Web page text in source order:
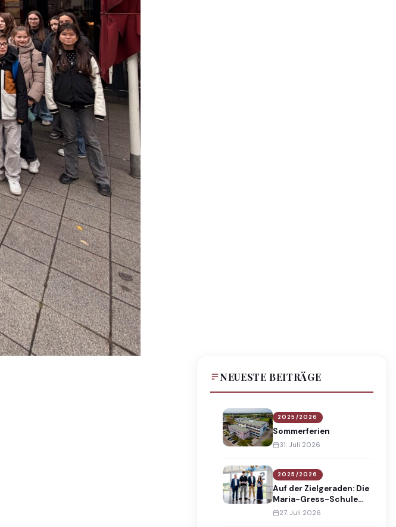
NEUESTE BEITRÄGE
2025/2026
Sommerferien
31. Juli 2026
2025/2026
Auf der Zielgeraden: Die
Maria-Gress-Schule
verabschiedet 138
27. Juli 2026